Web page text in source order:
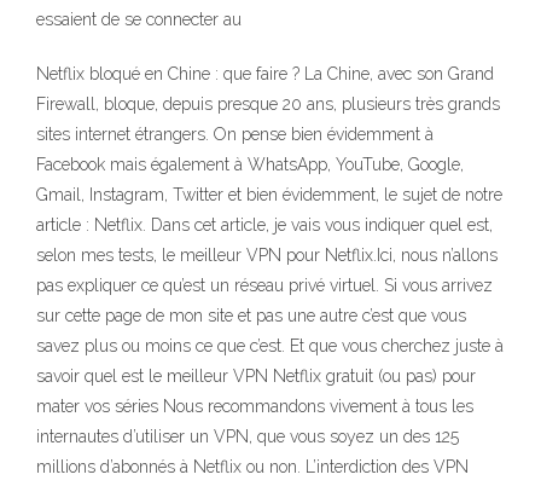
essaient de se connecter au
Netflix bloqué en Chine : que faire ? La Chine, avec son Grand
Firewall, bloque, depuis presque 20 ans, plusieurs très grands
sites internet étrangers. On pense bien évidemment à
Facebook mais également à WhatsApp, YouTube, Google,
Gmail, Instagram, Twitter et bien évidemment, le sujet de notre
article : Netflix. Dans cet article, je vais vous indiquer quel est,
selon mes tests, le meilleur VPN pour Netflix.Ici, nous n’allons
pas expliquer ce qu’est un réseau privé virtuel. Si vous arrivez
sur cette page de mon site et pas une autre c’est que vous
savez plus ou moins ce que c’est. Et que vous cherchez juste à
savoir quel est le meilleur VPN Netflix gratuit (ou pas) pour
mater vos séries Nous recommandons vivement à tous les
internautes d’utiliser un VPN, que vous soyez un des 125
millions d’abonnés à Netflix ou non. L’interdiction des VPN